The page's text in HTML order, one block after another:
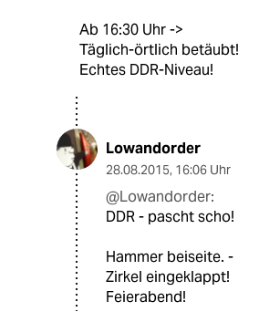
Ab 16:30 Uhr ->
Täglich-örtlich betäubt!
Echtes DDR-Niveau!
Lowandorder
28.08.2015, 16:06 Uhr
@Lowandorder:
DDR - pascht scho!
Hammer beiseite. -
Zirkel eingeklappt!
Feierabend!